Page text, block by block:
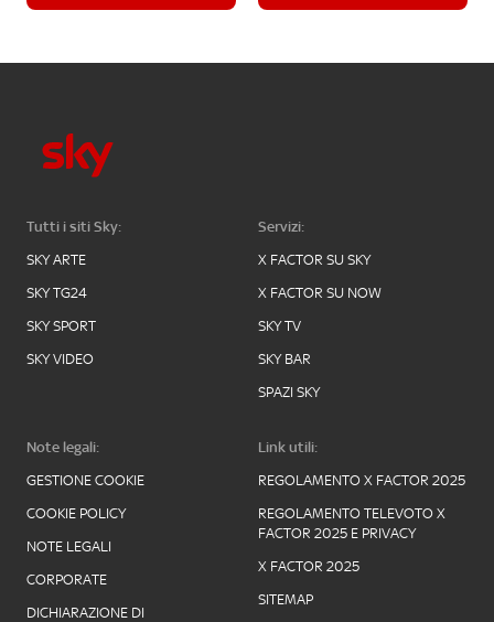
Tutti i siti Sky:
SKY ARTE
SKY TG24
SKY SPORT
SKY VIDEO
Servizi:
X FACTOR SU SKY
X FACTOR SU NOW
SKY TV
SKY BAR
SPAZI SKY
Note legali:
GESTIONE COOKIE
COOKIE POLICY
NOTE LEGALI
CORPORATE
DICHIARAZIONE DI
Link utili:
REGOLAMENTO X FACTOR 2025
REGOLAMENTO TELEVOTO X
FACTOR 2025 E PRIVACY
X FACTOR 2025
SITEMAP